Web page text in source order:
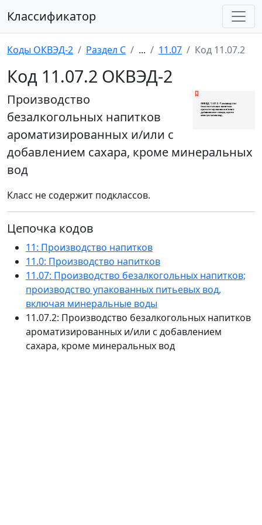
Классификатор
Коды ОКВЭД-2 Раздел C ... 11.07 Код 11.07.2
Код 11.07.2 ОКВЭД-2
Производство
безалкогольных напитков
ароматизированных и/или с
добавлением сахара, кроме минеральных
вод
Класс не содержит подклассов.
Цепочка кодов
11: Производство напитков
11.0: Производство напитков
11.07: Производство безалкогольных напитков;
производство упакованных питьевых вод,
включая минеральные воды
11.07.2: Производство безалкогольных напитков
ароматизированных и/или с добавлением
сахара, кроме минеральных вод